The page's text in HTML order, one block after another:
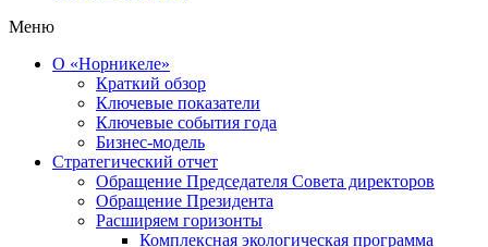
Меню
О «Норникеле»
Краткий обзор
Ключевые показатели
Ключевые события года
Бизнес-модель
Стратегический отчет
Обращение Председателя Совета директоров
Обращение Президента
Расширяем горизонты
Комплексная экологическая программа